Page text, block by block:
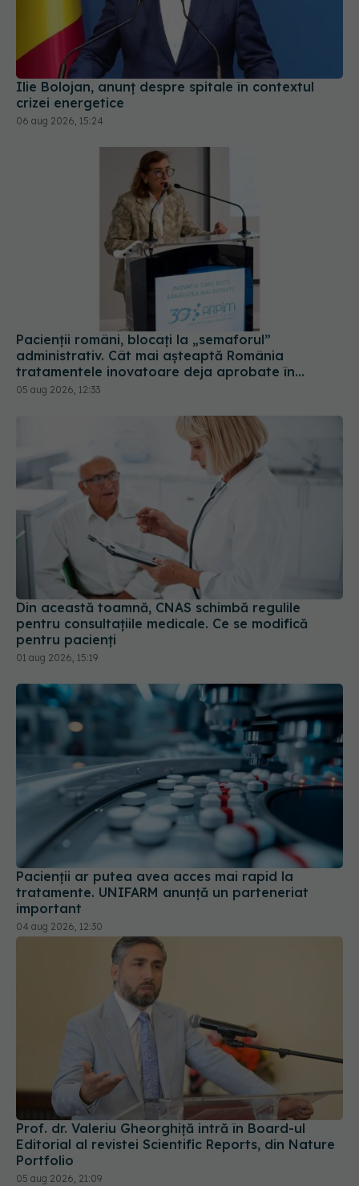
Ilie Bolojan, anunț despre spitale în contextul
crizei energetice
06 aug 2026, 15:24
Pacienții români, blocați la „semaforul”
administrativ. Cât mai așteaptă România
tratamentele inovatoare deja aprobate în
Europa
05 aug 2026, 12:33
Din această toamnă, CNAS schimbă regulile
pentru consultațiile medicale. Ce se modifică
pentru pacienți
01 aug 2026, 15:19
Pacienții ar putea avea acces mai rapid la
tratamente. UNIFARM anunță un parteneriat
important
04 aug 2026, 12:30
Prof. dr. Valeriu Gheorghiță intră în Board-ul
Editorial al revistei Scientific Reports, din Nature
Portfolio
05 aug 2026, 21:09